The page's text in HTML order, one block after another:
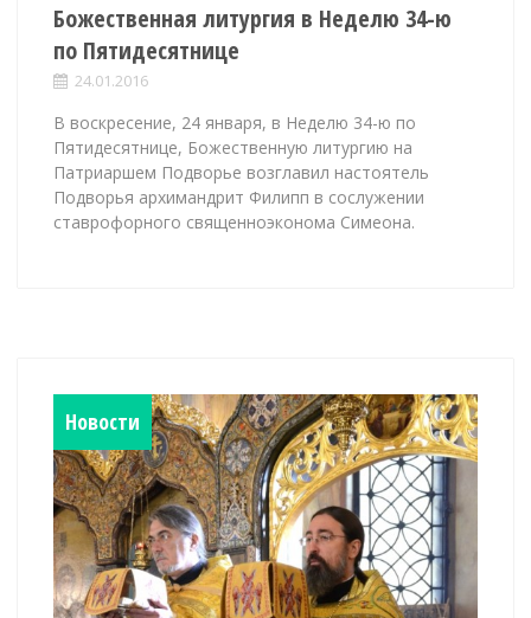
Божественная литургия в Неделю 34-ю
по Пятидесятнице
24.01.2016
В воскресение, 24 января, в Неделю 34-ю по
Пятидесятнице, Божественную литургию на
Патриаршем Подворье возглавил настоятель
Подворья архимандрит Филипп в сослужении
ставрофорного священноэконома Симеона.
Новости